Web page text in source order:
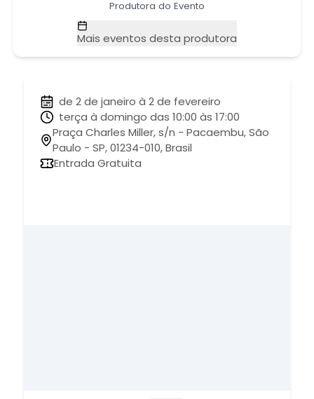
Produtora do Evento
Mais eventos desta produtora
de 2 de janeiro à 2 de fevereiro
terça à domingo das 10:00 às 17:00
Praça Charles Miller, s/n - Pacaembu, São
Paulo - SP, 01234-010, Brasil
Entrada Gratuita